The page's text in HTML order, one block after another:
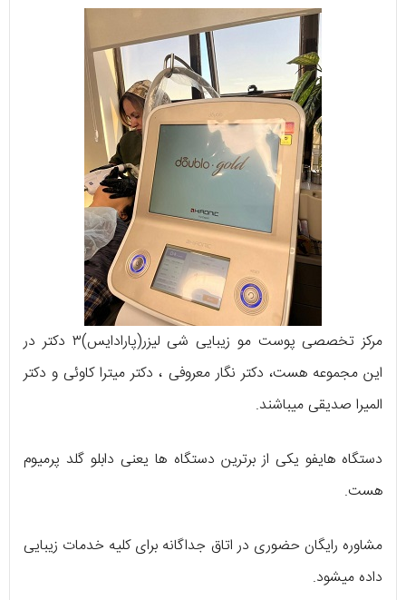
مرکز تخصصی پوست مو زیبایی شی لیزر(پارادایس)۳ دکتر در
این مجموعه هست، دکتر نگار معروفی ، دکتر میترا کاوئی و دکتر
المیرا صدیقی میباشند.
دستگاه هایفو یکی از برترین دستگاه ها یعنی دابلو گلد پرمیوم
هست.
مشاوره رایگان حضوری در اتاق جداگانه برای کلیه خدمات زیبایی
داده میشود.